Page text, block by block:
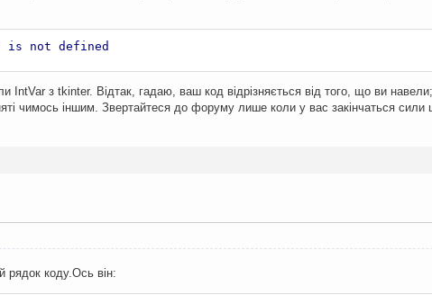
is not defined
IntVar з tkinter. Відтак, гадаю, ваш код відрізняється від того, що ви
чимось іншим. Звертайтеся до форуму лише коли у вас закінчаться сили
рядок коду.Ось він: